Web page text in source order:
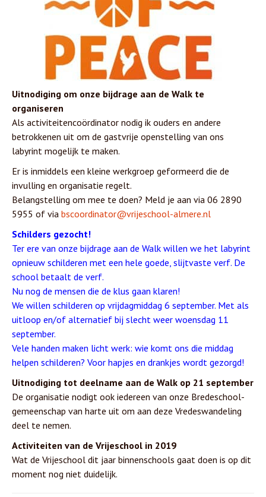
Uitnodiging om onze bijdrage aan de Walk te
organiseren
Als activiteitencoördinator nodig ik ouders en andere
betrokkenen uit om de gastvrije openstelling van ons
labyrint mogelijk te maken.
Er is inmiddels een kleine werkgroep geformeerd die de
invulling en organisatie regelt.
Belangstelling om mee te doen? Meld je aan via 06 2890
5955 of via bscoordinator@vrijeschool-almere.nl
Schilders gezocht!
Ter ere van onze bijdrage aan de Walk willen we het labyrint
opnieuw schilderen met een hele goede, slijtvaste verf. De
school betaalt de verf.
Nu nog de mensen die de klus gaan klaren!
We willen schilderen op vrijdagmiddag 6 september. Met als
uitloop en/of alternatief bij slecht weer woensdag 11
september.
Vele handen maken licht werk: wie komt ons die middag
helpen schilderen? Voor hapjes en drankjes wordt gezorgd!
Uitnodiging tot deelname aan de Walk op 21 september
De organisatie nodigt ook iedereen van onze Bredeschool-
gemeenschap van harte uit om aan deze Vredeswandeling
deel te nemen.
Activiteiten van de Vrijeschool in 2019
Wat de Vrijeschool dit jaar binnenschools gaat doen is op dit
moment nog niet duidelijk.